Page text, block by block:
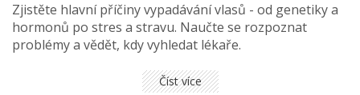
Zjistěte hlavní příčiny vypadávání vlasů - od genetiky a
hormonů po stres a stravu. Naučte se rozpoznat
problémy a vědět, kdy vyhledat lékaře.
Číst více